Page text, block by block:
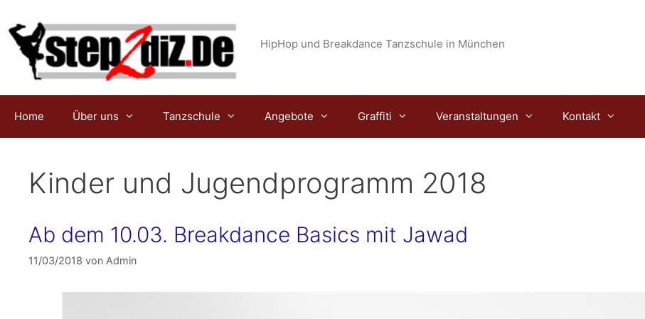
Inhalt
springen
HipHop und Breakdance Tanzschule in München
Home Über uns Tanzschule Angebote Graffiti Veranstaltungen Kontakt
Kinder und Jugendprogramm 2018
Ab dem 10.03. Breakdance Basics mit Jawad
11/03/2018 von Admin